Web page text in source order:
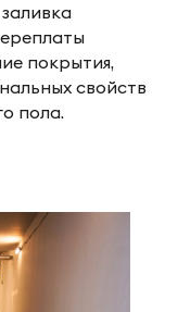
покрытия,
свойств
пола.